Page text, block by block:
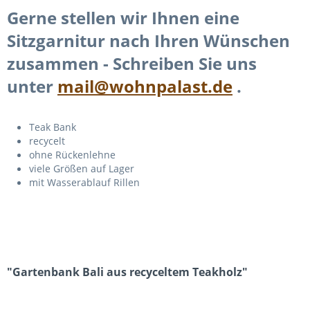
Gerne stellen wir Ihnen eine
Sitzgarnitur nach Ihren Wünschen
zusammen - Schreiben Sie uns
unter mail@wohnpalast.de .
Teak Bank
recycelt
ohne Rückenlehne
viele Größen auf Lager
mit Wasserablauf Rillen
"Gartenbank Bali aus recyceltem Teakholz"